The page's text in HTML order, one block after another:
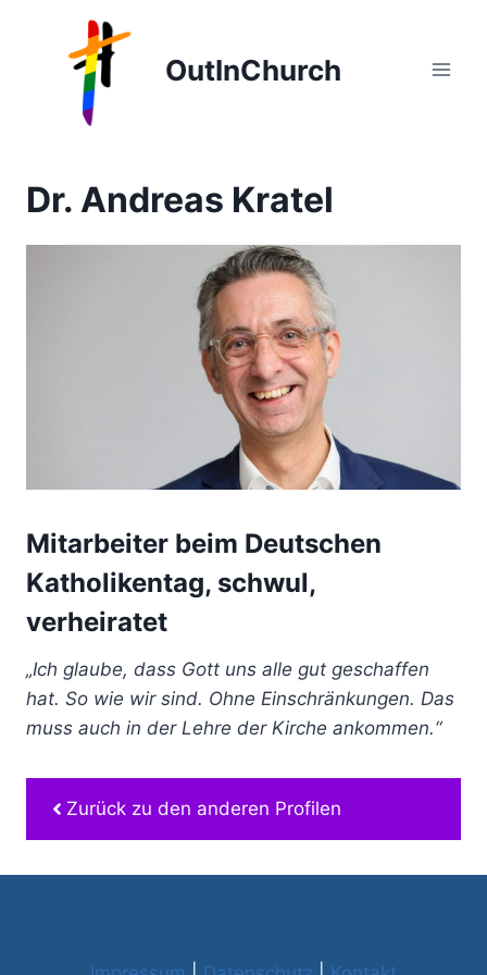
springen
OutInChurch
Dr. Andreas Kratel
Mitarbeiter beim Deutschen
Katholikentag, schwul,
verheiratet
„Ich glaube, dass Gott uns alle gut geschaffen
hat. So wie wir sind. Ohne Einschränkungen. Das
muss auch in der Lehre der Kirche ankommen.“
Zurück zu den anderen Profilen